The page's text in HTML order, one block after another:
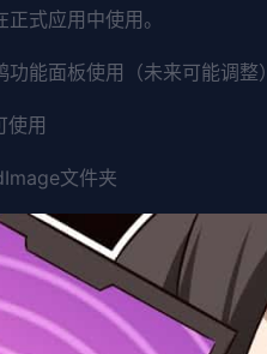
式应用中使用。
能面板使用（未来可能调整）
使用
文件夹